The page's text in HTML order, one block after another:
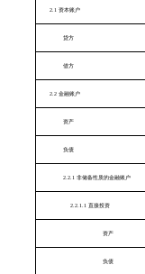
2.1 资本账户
贷方
借方
2.2 金融账户
资产
负债
2.2.1 非储备性质的金融账户
2.2.1.1 直接投资
资产
负债